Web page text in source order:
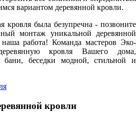
вариантом деревянной кровли.
кровля была безупречна - позвоните
монтаж уникальной деревянной
работа! Команда мастеров Эко-
кровля Вашего дома,
бани, беседки модной, стильной и
кровли